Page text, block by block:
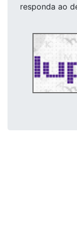
responda ao